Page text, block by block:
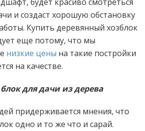
и создаст хорошую обстановку
Купить деревянный хозблок
еще потому, что мы
низкие цены на такие постройки
на качестве.
для дачи из дерева
придерживается мнения, что
одно и то же что и сарай.